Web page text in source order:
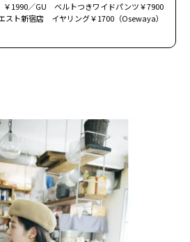
￥1990／GU ベルトつきワイドパンツ￥7900
スト新宿店 イヤリング￥1700（Osewaya）